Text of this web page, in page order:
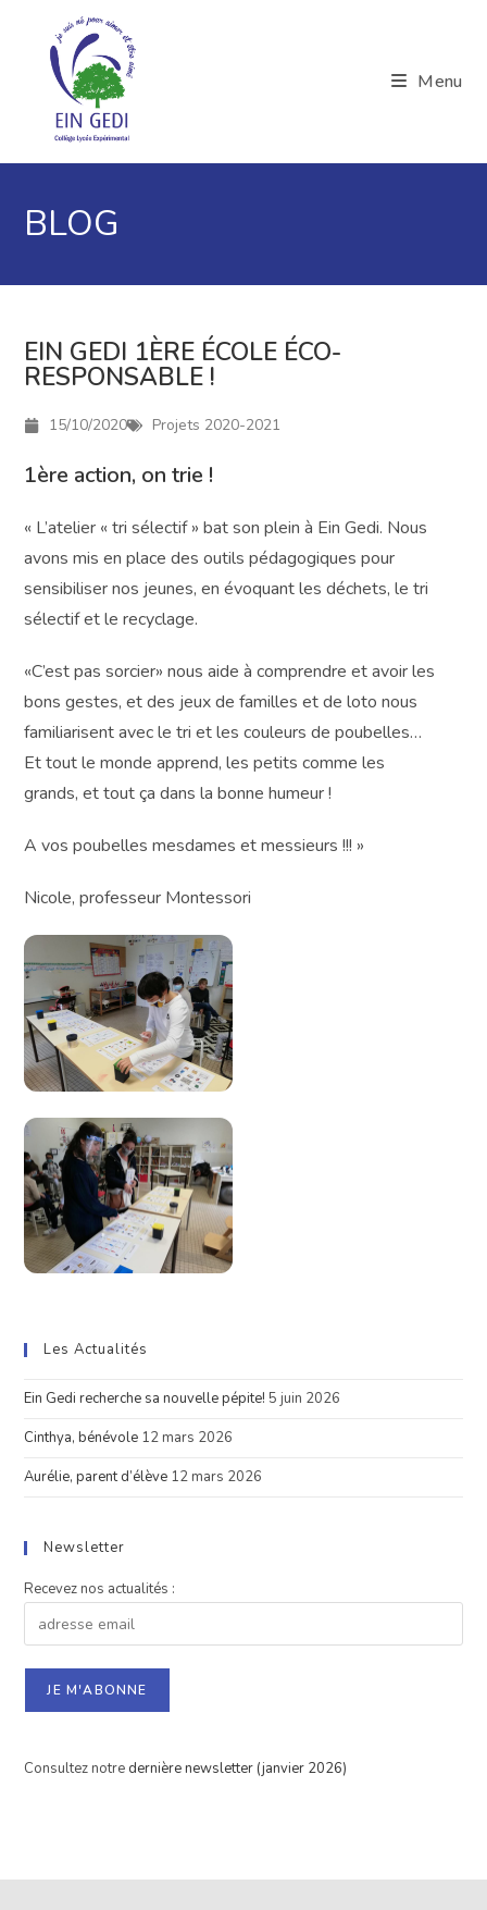
Menu
BLOG
EIN GEDI 1ÈRE ÉCOLE ÉCO-
RESPONSABLE !
15/10/2020 Projets 2020-2021
1ère action, on trie !
« L’atelier « tri sélectif » bat son plein à Ein Gedi. Nous
avons mis en place des outils pédagogiques pour
sensibiliser nos jeunes, en évoquant les déchets, le tri
sélectif et le recyclage.
«C’est pas sorcier» nous aide à comprendre et avoir les
bons gestes, et des jeux de familles et de loto nous
familiarisent avec le tri et les couleurs de poubelles…
Et tout le monde apprend, les petits comme les
grands, et tout ça dans la bonne humeur !
A vos poubelles mesdames et messieurs !!! »
Nicole, professeur Montessori
Les Actualités
Ein Gedi recherche sa nouvelle pépite! 5 juin 2026
Cinthya, bénévole 12 mars 2026
Aurélie, parent d’élève 12 mars 2026
Newsletter
Recevez nos actualités :
Consultez notre dernière newsletter (janvier 2026)